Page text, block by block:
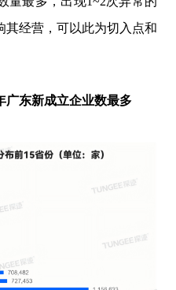
其经营，可以此为切入点和
广东新成立企业数最多